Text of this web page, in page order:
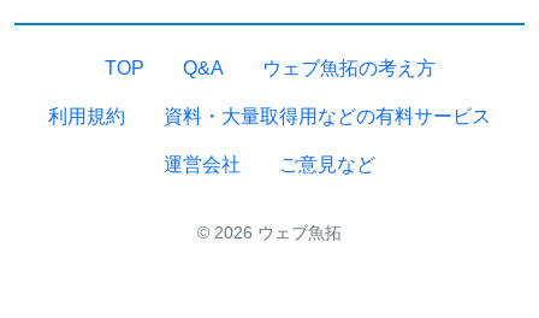
TOP Q&A ウェブ魚拓の考え方
利用規約 資料・大量取得用などの有料サービス
運営会社 ご意見など
© 2026 ウェブ魚拓